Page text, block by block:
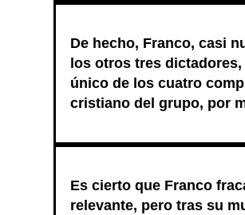
De hecho, Franco, casi
los otros tres
único de los cuatro
cristiano del grupo, por
Es cierto que Franco
relevante, pero tras su